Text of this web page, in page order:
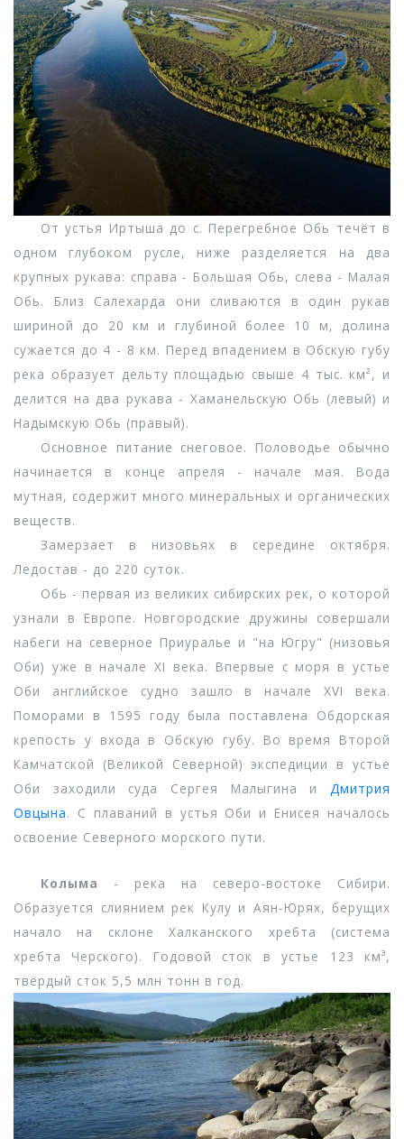
От устья Иртыша до с. Перегребное Обь течёт в
одном глубоком русле, ниже разделяется на два
крупных рукава: справа - Большая Обь, слева - Малая
Обь. Близ Салехарда они сливаются в один рукав
шириной до 20 км и глубиной более 10 м, долина
сужается до 4 - 8 км. Перед впадением в Обскую губу
река образует дельту площадью свыше 4 тыс. км², и
делится на два рукава - Хаманельскую Обь (левый) и
Надымскую Обь (правый).
Основное питание снеговое. Половодье обычно
начинается в конце апреля - начале мая. Вода
мутная, содержит много минеральных и органических
веществ.
Замерзает в низовьях в середине октября.
Ледостав - до 220 суток.
Обь - первая из великих сибирских рек, о которой
узнали в Европе. Новгородские дружины совершали
набеги на северное Приуралье и "на Югру" (низовья
Оби) уже в начале XI века. Впервые с моря в устье
Оби английское судно зашло в начале XVI века.
Поморами в 1595 году была поставлена Обдорская
крепость у входа в Обскую губу. Во время Второй
Камчатской (Великой Северной) экспедиции в устье
Оби заходили суда Сергея Малыгина и Дмитрия
Овцына. С плаваний в устья Оби и Енисея началось
освоение Северного морского пути.
Колыма
- река на северо-востоке Сибири.
Образуется слиянием рек Кулу и Аян-Юрях, берущих
начало на склоне Халканского хребта (система
хребта Черского). Годовой сток в устье 123 км³,
твёрдый сток 5,5 млн тонн в год.